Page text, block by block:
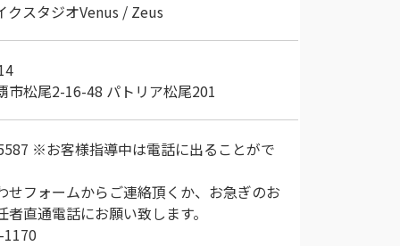
クスタジオVenus / Zeus
市松尾2-16-48 パトリア松尾201
※お客様指導中は電話に出ることがで
せフォームからご連絡頂くか、お急ぎのお
者直通電話にお願い致します。